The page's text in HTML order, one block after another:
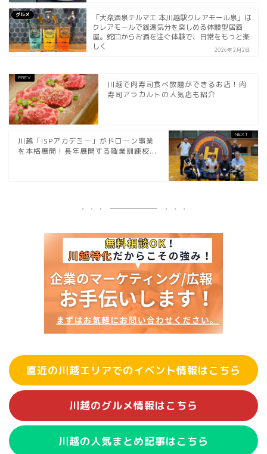
グルメ
「大衆酒泉テルマエ 本川越駅クレアモール泉」は
クレアモールで銭湯気分を楽しめる体験型居酒
屋。蛇口からお酒を注ぐ体験で、日常をもっと楽
しく
2026年2月2日
川越で肉寿司食べ放題ができるお店！肉
寿司アラカルトの人気店も紹介
川越「ISPアカデミー」がドローン事業
を本格展開！長年展開する職業訓練校...
直近の川越エリアでのイベント情報はこちら
川越のグルメ情報はこちら
川越の人気まとめ記事はこちら